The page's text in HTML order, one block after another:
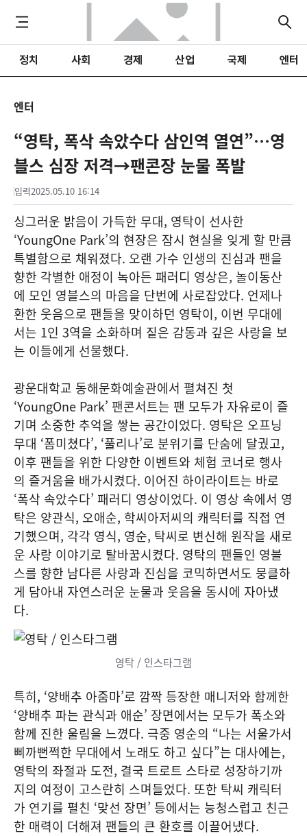
정치 사회 경제 산업 국제 엔터
엔터
“영탁, 폭삭 속았수다 삼인역 열연”…영
블스 심장 저격→팬콘장 눈물 폭발
입력2025.05.10 16:14
싱그러운 밝음이 가득한 무대, 영탁이 선사한
‘YoungOne Park’의 현장은 잠시 현실을 잊게 할 만큼
특별함으로 채워졌다. 오랜 가수 인생의 진심과 팬을
향한 각별한 애정이 녹아든 패러디 영상은, 놀이동산
에 모인 영블스의 마음을 단번에 사로잡았다. 언제나
환한 웃음으로 팬들을 맞이하던 영탁이, 이번 무대에
서는 1인 3역을 소화하며 짙은 감동과 깊은 사랑을 보
는 이들에게 선물했다.
광운대학교 동해문화예술관에서 펼쳐진 첫
‘YoungOne Park’ 팬콘서트는 팬 모두가 자유로이 즐
기며 소중한 추억을 쌓는 공간이었다. 영탁은 오프닝
무대 ‘폼미쳤다’, ‘풀리나’로 분위기를 단숨에 달궜고,
이후 팬들을 위한 다양한 이벤트와 체험 코너로 행사
의 즐거움을 배가시켰다. 이어진 하이라이트는 바로
‘폭삭 속았수다’ 패러디 영상이었다. 이 영상 속에서 영
탁은 양관식, 오애순, 학씨아저씨의 캐릭터를 직접 연
기했으며, 각각 영식, 영순, 탁씨로 변신해 원작을 새로
운 사랑 이야기로 탈바꿈시켰다. 영탁의 팬들인 영블
스를 향한 남다른 사랑과 진심을 코믹하면서도 뭉클하
게 담아내 자연스러운 눈물과 웃음을 동시에 자아냈
다.
영탁 / 인스타그램
특히, ‘양배추 아줌마’로 깜짝 등장한 매니저와 함께한
‘양배추 파는 관식과 애순’ 장면에서는 모두가 폭소와
함께 진한 울림을 느꼈다. 극중 영순의 “나는 서울가서
삐까뻔쩍한 무대에서 노래도 하고 싶다”는 대사에는,
영탁의 좌절과 도전, 결국 트로트 스타로 성장하기까
지의 여정이 고스란히 스며들었다. 또한 탁씨 캐릭터
가 연기를 펼친 ‘맞선 장면’ 등에서는 능청스럽고 친근
한 매력이 더해져 팬들의 큰 환호를 이끌어냈다.